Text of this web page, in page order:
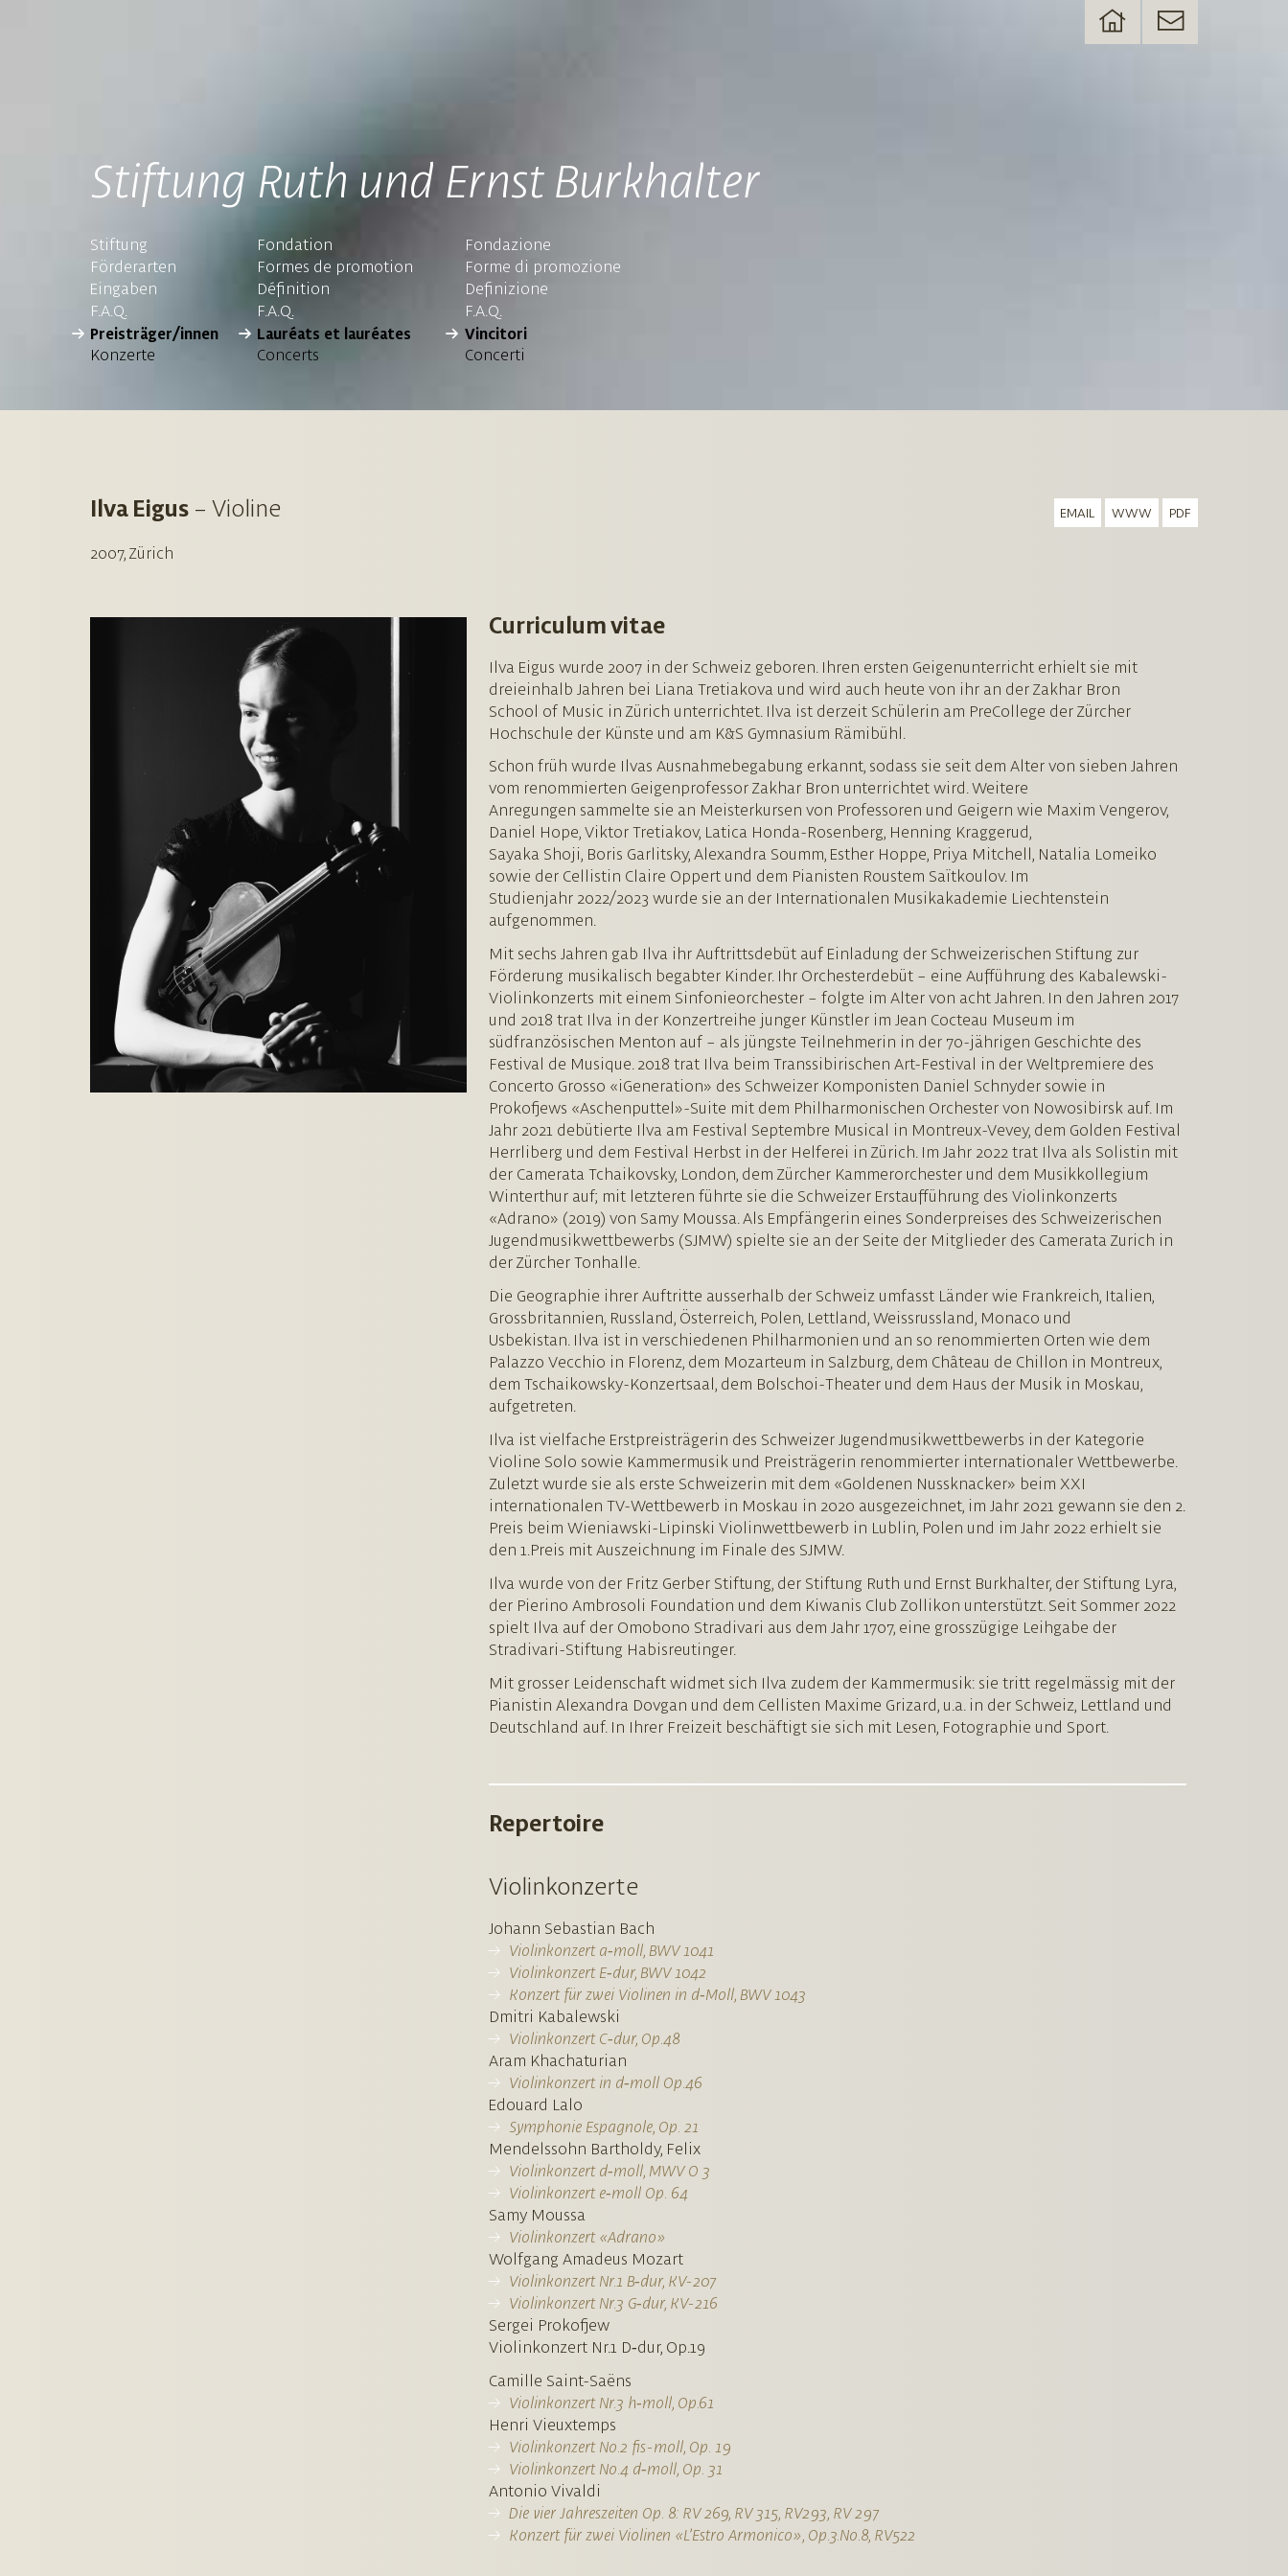
Stiftung Ruth und Ernst Burkhalter
Stiftung Fondation
Fondazione
Förderarten
Formes de promotion
Forme di promozione
Eingaben
Définition
Definizione
F.A.Q.
F.A.Q. F.A.Q.
Preisträger/innen Lauréats et lauréates Vincitori
Konzerte Concerts Concerti
Ilva Eigus –Violine email www pdf
2007, Zürich
Curriculum vitae
Ilva Eigus wurde 2007 in der Schweiz geboren. Ihren ersten Geigenunterricht erhielt sie mit
dreieinhalb Jahren bei Liana Tretiakova und wird auch heute von ihr an der Zakhar Bron
School of Music in Zürich unterrichtet. Ilva ist derzeit Schülerin am PreCollege der Zürcher
Hochschule der Künste und am K&S Gymnasium Rämibühl.
Schon früh wurde Ilvas Ausnahmebegabung erkannt, sodass sie seit dem Alter von sieben Jahren
vom renommierten Geigenprofessor Zakhar Bron unterrichtet wird. Weitere
Anregungen sammelte sie an Meisterkursen von Professoren und Geigern wie Maxim Vengerov,
Daniel Hope, Viktor Tretiakov, Latica Honda-Rosenberg, Henning Kraggerud,
Sayaka Shoji, Boris Garlitsky, Alexandra Soumm, Esther Hoppe, Priya Mitchell, Natalia Lomeiko
sowie der Cellistin Claire Oppert und dem Pianisten Roustem Saïtkoulov. Im
Studienjahr 2022/2023 wurde sie an der Internationalen Musikakademie Liechtenstein
aufgenommen.
Mit sechs Jahren gab Ilva ihr Auftrittsdebüt auf Einladung der Schweizerischen Stiftung zur
Förderung musikalisch begabter Kinder. Ihr Orchesterdebüt – eine Aufführung des Kabalewski-
Violinkonzerts mit einem Sinfonieorchester – folgte im Alter von acht Jahren. In den Jahren 2017
und 2018 trat Ilva in der Konzertreihe junger Künstler im Jean Cocteau Museum im
südfranzösischen Menton auf – als jüngste Teilnehmerin in der 70-jährigen Geschichte des
Festival de Musique. 2018 trat Ilva beim Transsibirischen Art-Festival in der Weltpremiere des
Concerto Grosso «iGeneration» des Schweizer Komponisten Daniel Schnyder sowie in
Prokofjews «Aschenputtel»-Suite mit dem Philharmonischen Orchester von Nowosibirsk auf. Im
Jahr 2021 debütierte Ilva am Festival Septembre Musical in Montreux-Vevey, dem Golden Festival
Herrliberg und dem Festival Herbst in der Helferei in Zürich. Im Jahr 2022 trat Ilva als Solistin mit
der Camerata Tchaikovsky, London, dem Zürcher Kammerorchester und dem Musikkollegium
Winterthur auf; mit letzteren führte sie die Schweizer Erstaufführung des Violinkonzerts
«Adrano» (2019) von Samy Moussa. Als Empfängerin eines Sonderpreises des Schweizerischen
Jugendmusikwettbewerbs (SJMW) spielte sie an der Seite der Mitglieder des Camerata Zurich in
der Zürcher Tonhalle.
Die Geographie ihrer Auftritte ausserhalb der Schweiz umfasst Länder wie Frankreich, Italien,
Grossbritannien, Russland, Österreich, Polen, Lettland, Weissrussland, Monaco und
Usbekistan. Ilva ist in verschiedenen Philharmonien und an so renommierten Orten wie dem
Palazzo Vecchio in Florenz, dem Mozarteum in Salzburg, dem Château de Chillon in Montreux,
dem Tschaikowsky-Konzertsaal, dem Bolschoi-Theater und dem Haus der Musik in Moskau,
aufgetreten.
Ilva ist vielfache Erstpreisträgerin des Schweizer Jugendmusikwettbewerbs in der Kategorie
Violine Solo sowie Kammermusik und Preisträgerin renommierter internationaler Wettbewerbe.
Zuletzt wurde sie als erste Schweizerin mit dem «Goldenen Nussknacker» beim XXI
internationalen TV-Wettbewerb in Moskau in 2020 ausgezeichnet, im Jahr 2021 gewann sie den 2.
Preis beim Wieniawski-Lipinski Violinwettbewerb in Lublin, Polen und im Jahr 2022 erhielt sie
den 1.Preis mit Auszeichnung im Finale des SJMW.
Ilva wurde von der Fritz Gerber Stiftung, der Stiftung Ruth und Ernst Burkhalter, der Stiftung Lyra,
der Pierino Ambrosoli Foundation und dem Kiwanis Club Zollikon unterstützt. Seit Sommer 2022
spielt Ilva auf der Omobono Stradivari aus dem Jahr 1707, eine grosszügige Leihgabe der
Stradivari-Stiftung Habisreutinger.
Mit grosser Leidenschaft widmet sich Ilva zudem der Kammermusik: sie tritt regelmässig mit der
Pianistin Alexandra Dovgan und dem Cellisten Maxime Grizard, u.a. in der Schweiz, Lettland und
Deutschland auf. In Ihrer Freizeit beschäftigt sie sich mit Lesen, Fotographie und Sport.
Repertoire
Violinkonzerte
Johann Sebastian Bach
Violinkonzert a‑moll, BWV 1041
Violinkonzert E‑dur, BWV 1042
Konzert für zwei Violinen in d‑Moll, BWV 1043
Dmitri Kabalewski
Violinkonzert C‑dur, Op.48
Aram Khachaturian
Violinkonzert in d‑moll Op.46
Edouard Lalo
Symphonie Espagnole, Op. 21
Mendelssohn Bartholdy, Felix
Violinkonzert d‑moll, MWV O 3
Violinkonzert e‑moll Op. 64
Samy Moussa
Violinkonzert «Adrano»
Wolfgang Amadeus Mozart
Violinkonzert Nr.1 B‑dur, KV-207
Violinkonzert Nr.3 G‑dur, KV-216
Sergei Prokofjew
Violinkonzert Nr.1 D‑dur, Op.19
Camille Saint-Saëns
Violinkonzert Nr.3 h‑moll, Op.61
Henri Vieuxtemps
Violinkonzert No.2 fis-moll, Op. 19
Violinkonzert No.4 d‑moll, Op. 31
Antonio Vivaldi
Die vier Jahreszeiten Op. 8: RV 269, RV 315, RV293, RV 297
Konzert für zwei Violinen «L’Estro Armonico», Op.3.No.8, RV522